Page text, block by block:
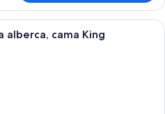
Habitación de hotel moderna con
alberca, cama King